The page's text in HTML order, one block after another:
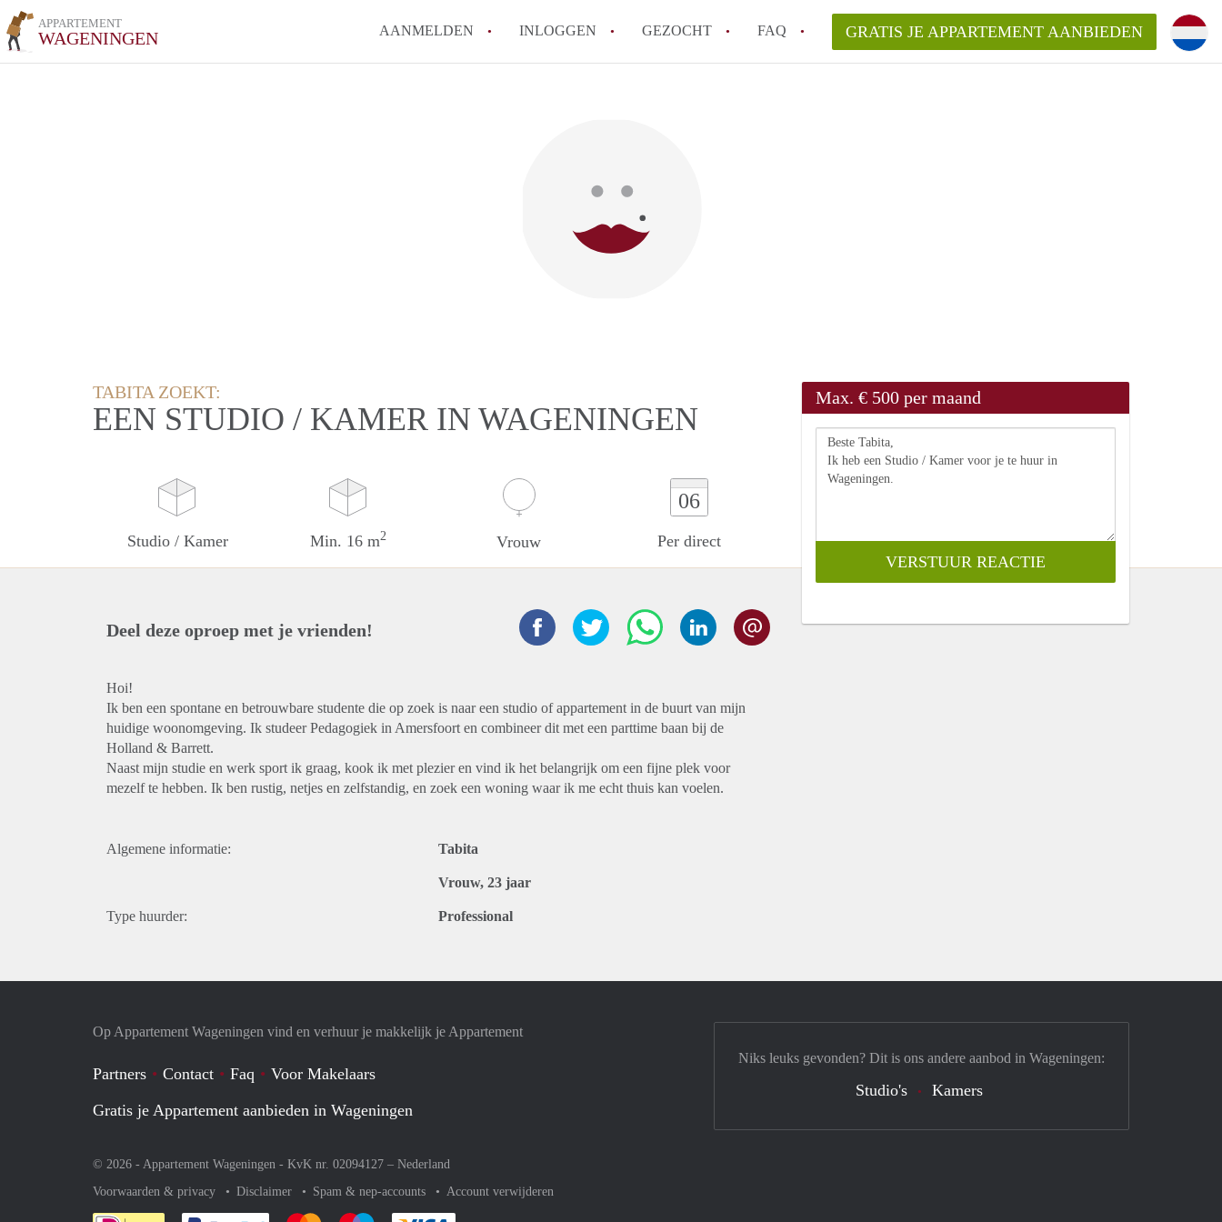
APPARTEMENT
WAGENINGEN AANMELDEN INLOGGEN GEZOCHT FAQ
Wat is AppartementWageningen?
Wat is de privacyverklaring van AppartementWageningen?
Is AppartementWageningen verantwoordelijk voor het aangeboden
GRATIS JE APPARTEMENT AANBIEDEN
TABITA ZOEKT:
EEN STUDIO / KAMER IN WAGENINGEN
Studio / Kamer Min. 16 m2 Vrouw
06
Per direct
Max. € 500 per maand
Deel deze oproep met je vrienden!
Hoi!
Ik ben een spontane en betrouwbare studente die op zoek is naar een studio of appartement in de buurt van mijn
huidige woonomgeving. Ik studeer Pedagogiek in Amersfoort en combineer dit met een parttime baan bij de
Holland & Barrett.
Naast mijn studie en werk sport ik graag, kook ik met plezier en vind ik het belangrijk om een fijne plek voor
mezelf te hebben. Ik ben rustig, netjes en zelfstandig, en zoek een woning waar ik me echt thuis kan voelen.
Algemene informatie: Tabita
Vrouw, 23 jaar
Type huurder: Professional
Op Appartement Wageningen vind en verhuur je makkelijk je Appartement
Partners Contact Faq
Voor Makelaars
Gratis je Appartement aanbieden in Wageningen
© 2026 - Appartement Wageningen - KvK nr. 02094127 – Nederland
Voorwaarden & privacy
Disclaimer Spam & nep-accounts Account verwijderen
Niks leuks gevonden? Dit is ons andere aanbod in Wageningen:
Studio's Kamers